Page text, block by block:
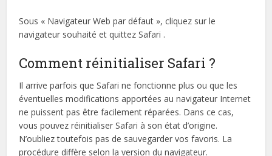
Sous « Navigateur Web par défaut », cliquez sur le
navigateur souhaité et quittez Safari .
Comment réinitialiser Safari ?
Il arrive parfois que Safari ne fonctionne plus ou que les
éventuelles modifications apportées au navigateur Internet
ne puissent pas être facilement réparées. Dans ce cas,
vous pouvez réinitialiser Safari à son état d’origine.
N’oubliez toutefois pas de sauvegarder vos favoris. La
procédure diffère selon la version du navigateur.